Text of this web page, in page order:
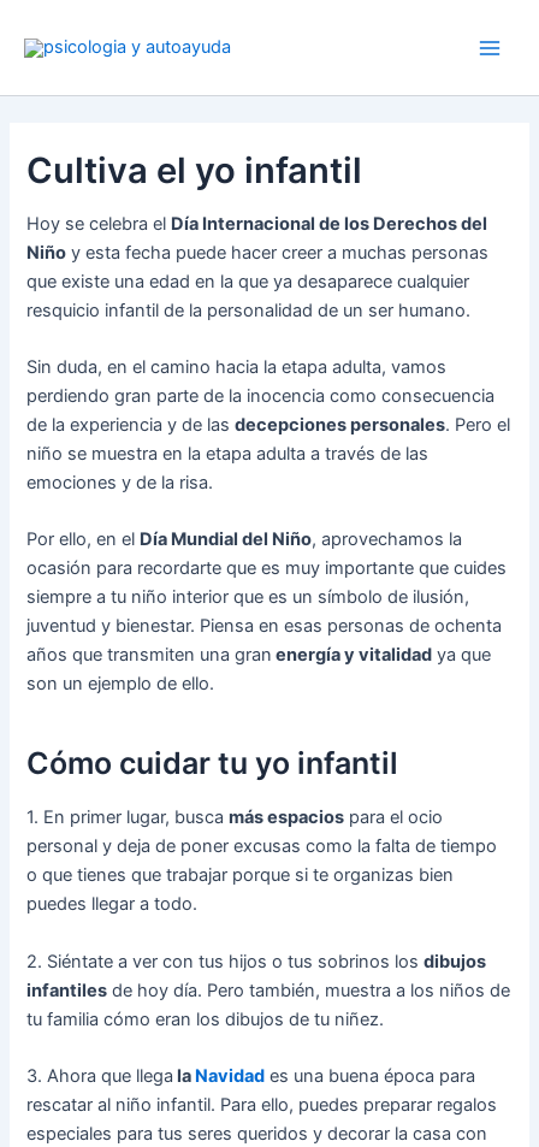
Cultiva el yo infantil
Hoy se celebra el Día Internacional de los Derechos del
Niño y esta fecha puede hacer creer a muchas personas
que existe una edad en la que ya desaparece cualquier
resquicio infantil de la personalidad de un ser humano.
Sin duda, en el camino hacia la etapa adulta, vamos
perdiendo gran parte de la inocencia como consecuencia
de la experiencia y de lasdecepciones personales. Pero el
niño se muestra en la etapa adulta a través de las
emociones y de la risa.
Por ello, en el Día Mundial del Niño, aprovechamos la
ocasión para recordarte que es muy importante que cuides
siempre a tu niño interior que es un símbolo de ilusión,
juventud y bienestar. Piensa en esas personas de ochenta
años que transmiten una gran energía y vitalidad ya que
son un ejemplo de ello.
Cómo cuidar tu yo infantil
1. En primer lugar, buscamás espacios para el ocio
personal y deja de poner excusas como la falta de tiempo
o que tienes que trabajar porque si te organizas bien
puedes llegar a todo.
2. Siéntate a ver con tus hijos o tus sobrinos losdibujos
infantiles de hoy día. Pero también, muestra a los niños de
tu familia cómo eran los dibujos de tu niñez.
3. Ahora que llega la Navidad es una buena época para
rescatar al niño infantil. Para ello, puedes preparar regalos
especiales para tus seres queridos y decorar la casa con